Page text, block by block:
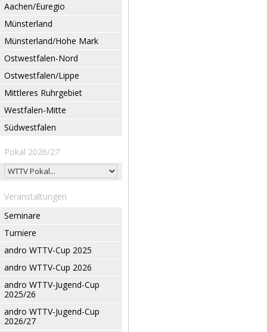
Aachen/Euregio
Münsterland
Münsterland/Hohe Mark
Ostwestfalen-Nord
Ostwestfalen/Lippe
Mittleres Ruhrgebiet
Westfalen-Mitte
Südwestfalen
Pokal 2026/27
Veranstaltungen
Seminare
Turniere
andro WTTV-Cup 2025
andro WTTV-Cup 2026
andro WTTV-Jugend-Cup
2025/26
andro WTTV-Jugend-Cup
2026/27